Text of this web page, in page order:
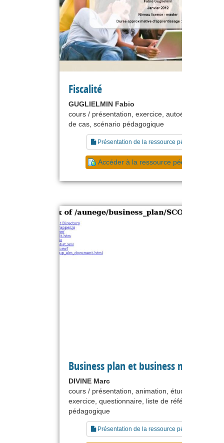
Fiscalité
GUGLIELMIN Fabio
cours / présentation, exercice, autoévaluation,
de cas, scénario pédagogique
Présentation de la ressource pédagogique
Accéder à la ressource pédagogique
Business plan et business modèle
DIVINE Marc
cours / présentation, animation, étude de cas,
exercice, questionnaire, liste de références,
pédagogique
Présentation de la ressource pédagogique